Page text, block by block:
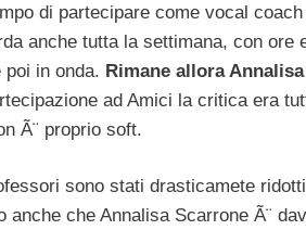
di partecipare come vocal
anche tutta la settimana, con ore
in onda. Rimane allora
ad Amici la critica era
Ã¨ proprio soft.
sono stati drasticamete
che Annalisa Scarrone Ã¨